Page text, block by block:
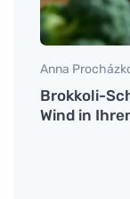
Anna
Brokkoli-
Wind in